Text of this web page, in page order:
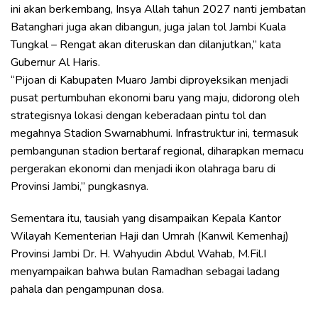
ini akan berkembang, Insya Allah tahun 2027 nanti jembatan
Batanghari juga akan dibangun, juga jalan tol Jambi Kuala
Tungkal – Rengat akan diteruskan dan dilanjutkan,” kata
Gubernur Al Haris.
“Pijoan di Kabupaten Muaro Jambi diproyeksikan menjadi
pusat pertumbuhan ekonomi baru yang maju, didorong oleh
strategisnya lokasi dengan keberadaan pintu tol dan
megahnya Stadion Swarnabhumi. Infrastruktur ini, termasuk
pembangunan stadion bertaraf regional, diharapkan memacu
pergerakan ekonomi dan menjadi ikon olahraga baru di
Provinsi Jambi,” pungkasnya.
Sementara itu, tausiah yang disampaikan Kepala Kantor
Wilayah Kementerian Haji dan Umrah (Kanwil Kemenhaj)
Provinsi Jambi Dr. H. Wahyudin Abdul Wahab, M.Fil.I
menyampaikan bahwa bulan Ramadhan sebagai ladang
pahala dan pengampunan dosa.